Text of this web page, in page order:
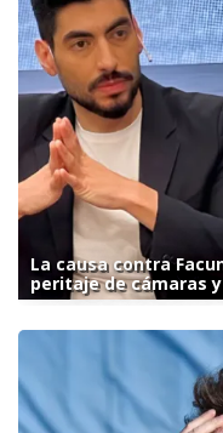
La causa contra
peritaje de cámaras